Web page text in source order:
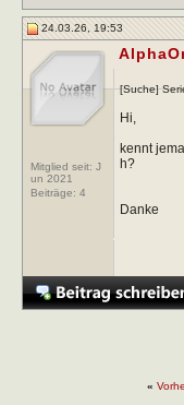
24.03.26, 19:53
Mitglied seit: J
un 2021
Beiträge: 4
[Suche]
Hi,
kennt
h?
Danke
«